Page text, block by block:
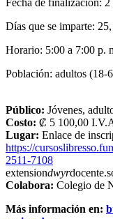
Días que se imparte:
Horario: 5:00 a 7:00 p.
Población: adultos (18-
Público: Jóvenes,
Costo: ₡ 5 100,00
Lugar: Enlace de
https://
2511-7108
extensiondwyr
Colabora: Colegio de
Más información en: